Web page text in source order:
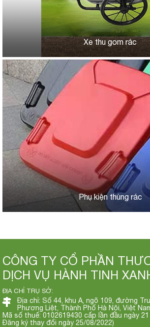
Xe thu gom rác
Phụ kiện thùng rác
CÔNG TY CỔ PHẦN
DỊCH VỤ HÀNH TINH
ĐỊA CHỈ TRỤ SỞ:
Địa chỉ: Số 44, khu A, ngõ 109, đường
Phương Liệt, Thành Phố Hà Nội, Việt
Mã số thuế: 0102619430 cấp lần đầu ngày
Đăng ký thay đổi ngày 25/08/2022)